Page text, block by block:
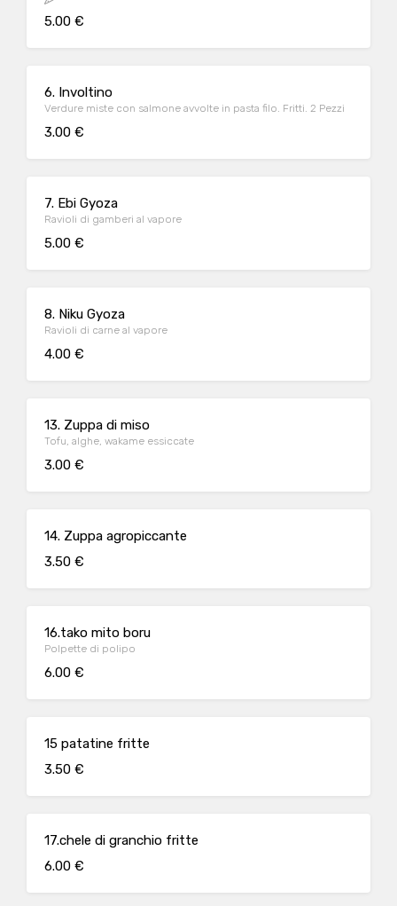
5.00 €
6. Involtino
Verdure miste con salmone avvolte in pasta filo. Fritti. 2 Pezzi
3.00 €
7. Ebi Gyoza
Ravioli di gamberi al vapore
5.00 €
8. Niku Gyoza
Ravioli di carne al vapore
4.00 €
13. Zuppa di miso
Tofu, alghe, wakame essiccate
3.00 €
14. Zuppa agropiccante
3.50 €
16.tako mito boru
Polpette di polipo
6.00 €
15 patatine fritte
3.50 €
17.chele di granchio fritte
6.00 €